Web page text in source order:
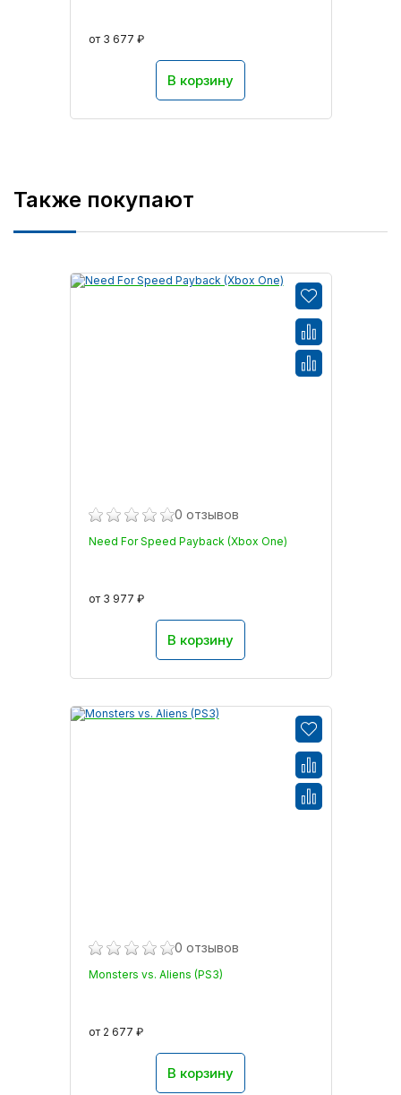
от 3 677 ₽
В корзину
Также покупают
0 отзывов
Need For Speed Payback (Xbox One)
от 3 977 ₽
В корзину
0 отзывов
Monsters vs. Aliens (PS3)
от 2 677 ₽
В корзину